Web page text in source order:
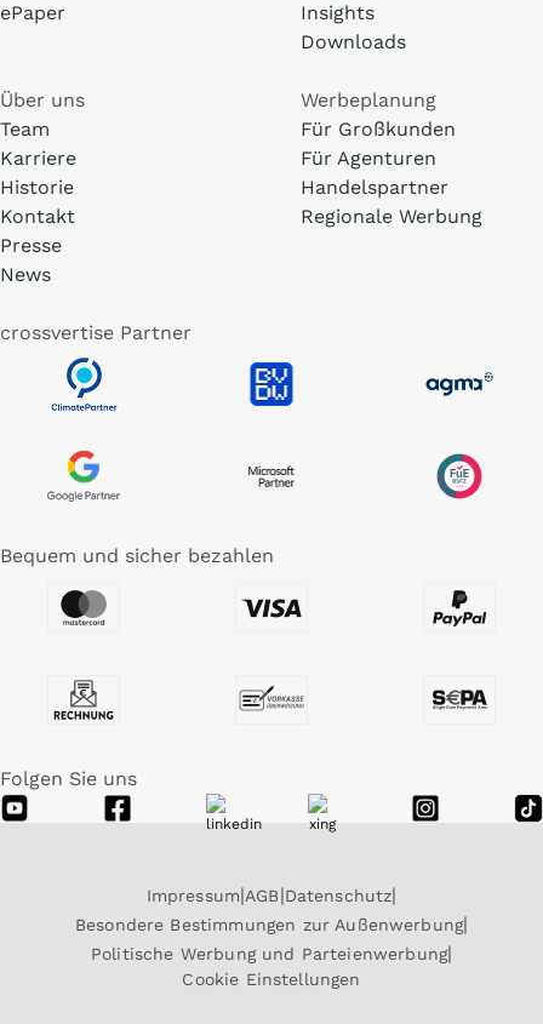
ePaper
Insights
Downloads
Über uns
Team
Karriere
Historie
Kontakt
Presse
News
Werbeplanung
Für Großkunden
Für Agenturen
Handelspartner
Regionale Werbung
crossvertise Partner
Bequem und sicher bezahlen
Folgen Sie uns
Impressum AGB Datenschutz
Besondere Bestimmungen zur Außenwerbung
Politische Werbung und Parteienwerbung
Cookie Einstellungen